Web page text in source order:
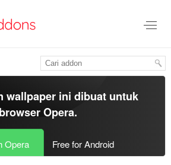
wallpaper ini dibuat untuk
browser Opera.
Opera Free for Android